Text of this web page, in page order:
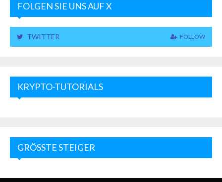
FOLGEN SIE UNS AUF X
TWITTER FOLLOW
KRYPTO-TUTORIALS
GRÖSSTE STEIGER